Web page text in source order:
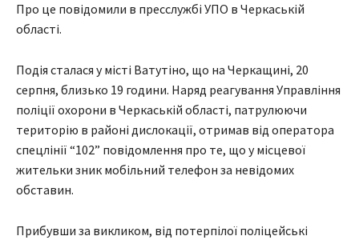
Про це повідомили в пресслужбі УПО в Черкаській
області.
Подія сталася у місті Ватутіно, що на Черкащині, 20
серпня, близько 19 години. Наряд реагування Управління
поліції охорони в Черкаській області, патрулюючи
територію в районі дислокації, отримав від оператора
спецлінії “102” повідомлення про те, що у місцевої
жительки зник мобільний телефон за невідомих
обставин.
Прибувши за викликом, від потерпілої поліцейські